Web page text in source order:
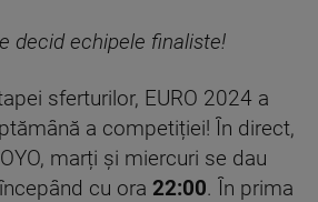
decid echipele finaliste!
sferturilor, EURO 2024 a
a competiției! În direct,
marți și miercuri se dau
cu ora 22:00. În prima